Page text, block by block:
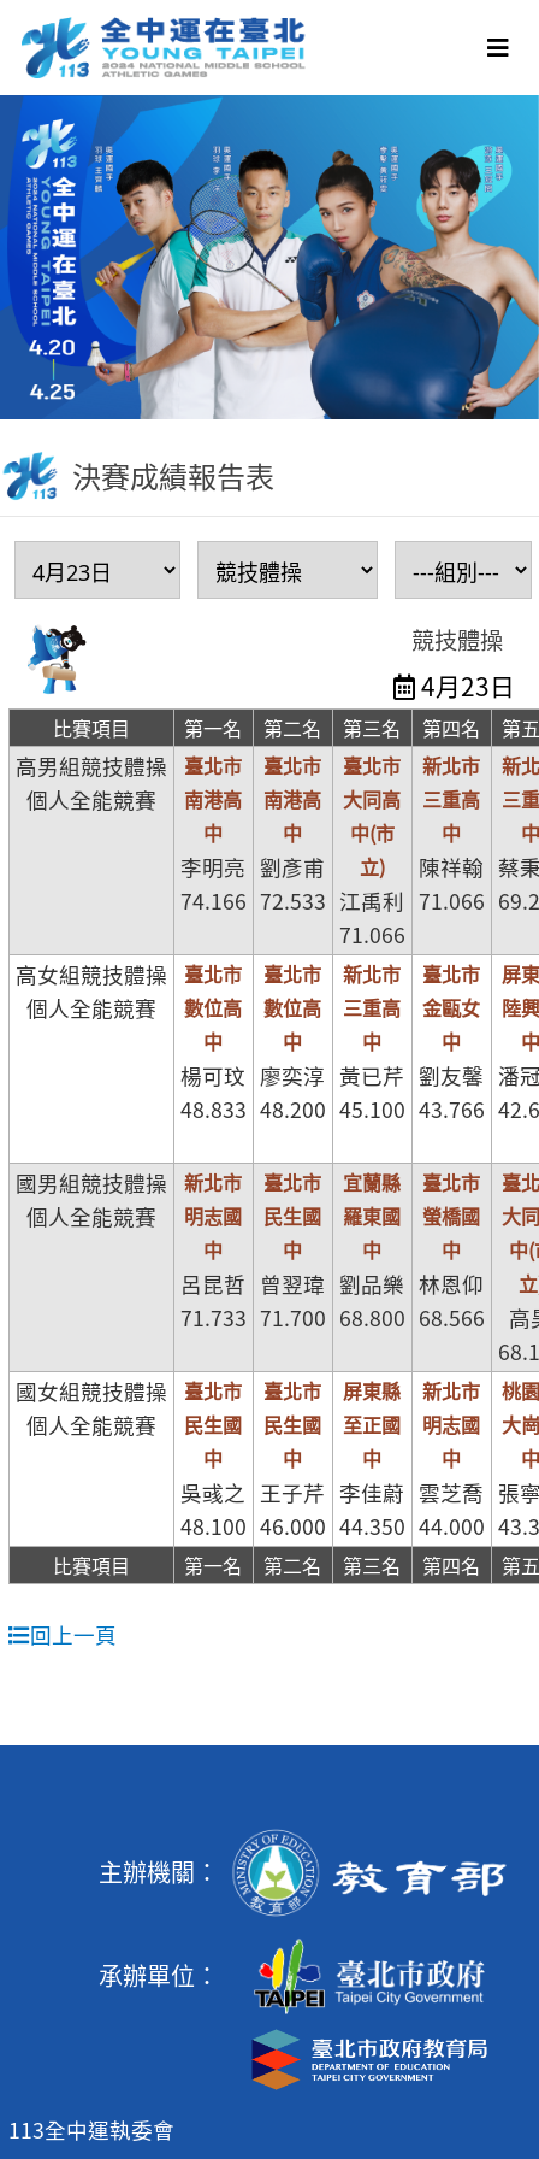
決賽成績報告表
競技體操
4月23日
比賽項目 第一名 第二名 第三名 第四名 第
高男組競技體操
個人全能競賽
臺北市
南港高
中
李明亮
74.166
臺北市
南港高
中
劉彥甫
72.533
臺北市
大同高
中(市
立)
江禹利
71.066
新北市
三重高
中
陳祥翰
71.066
新
三
蔡
高女組競技體操
個人全能競賽
臺北市
數位高
中
楊可玟
48.833
臺北市
數位高
中
廖奕淳
48.200
新北市
三重高
中
黃已芹
45.100
臺北市
金甌女
中
劉友馨
43.766
屏
陸
潘
國男組競技體操
個人全能競賽
新北市
明志國
中
呂昆哲
71.733
臺北市
民生國
中
曾翌瑋
71.700
宜蘭縣
羅東國
中
劉品樂
68.800
臺北市
螢橋國
中
林恩仰
68.566
臺
大
中
高
國女組競技體操
個人全能競賽
臺北市
民生國
中
吳彧之
48.100
臺北市
民生國
中
王子芹
46.000
屏東縣
至正國
中
李佳蔚
44.350
新北市
明志國
中
雲芝喬
44.000
桃
大
張
比賽項目 第一名 第二名 第三名 第四名 第
回上一頁
主辦機關：
承辦單位：
113全中運執委會